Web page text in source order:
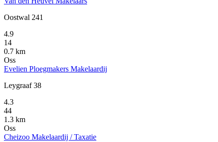
Oostwal 241
4.9
14
0.7 km
Oss
Evelien Ploegmakers Makelaardij
Leygraaf 38
4.3
44
1.3 km
Oss
Cheizoo Makelaardij / Taxatie